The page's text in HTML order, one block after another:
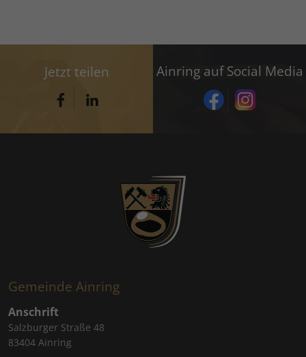
Jetzt teilen Ainring auf Social Media
Gemeinde Ainring
Anschrift
Salzburger Straße 48
83404 Ainring